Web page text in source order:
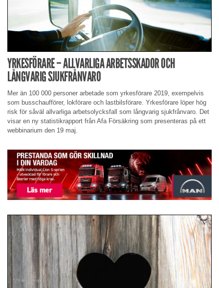
YRKESFÖRARE – ALLVARLIGA ARBETSSKADOR OCH
LÅNGVARIG SJUKFRÅNVARO
Mer än 100 000 personer arbetade som yrkesförare 2019, exempelvis
som busschaufförer, lokförare och lastbilsförare. Yrkesförare löper hög
risk för såväl allvarliga arbetsolycksfall som långvarig sjukfrånvaro. Det
visar en ny statistikrapport från Afa Försäkring som presenteras på ett
webbinarium den 19 maj.